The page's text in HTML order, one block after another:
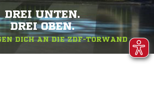
DREI UNTEN.
DREI OBEN.
DICH AN DIE ZDF-TORWAND